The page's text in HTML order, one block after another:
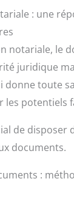
: une
notariale, le
juridique
toute
les potentiels
de disposer
documents.
: